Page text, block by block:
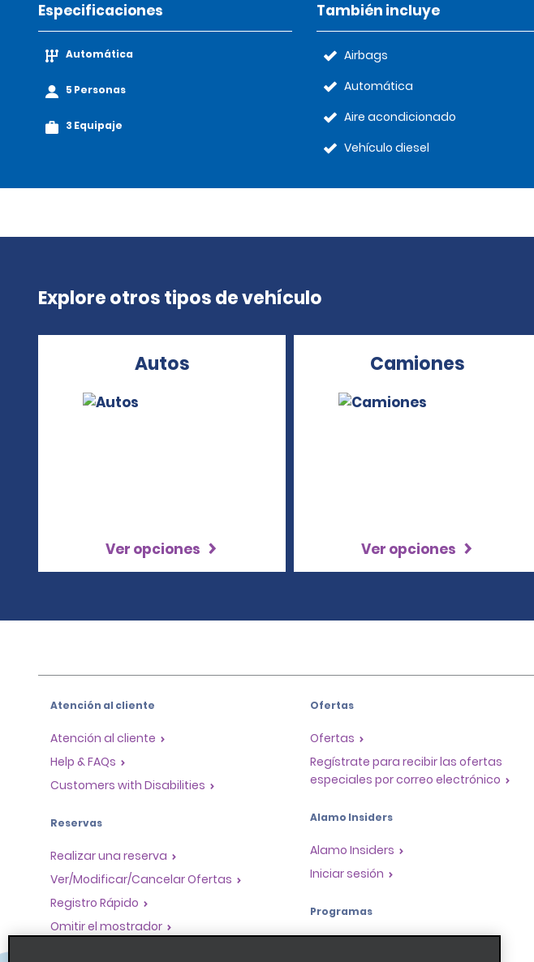
Especificaciones
Automática
5 Personas
3 Equipaje
También incluye
Airbags
Automática
Aire acondicionado
Vehículo diesel
Explore otros tipos de vehículo
Autos
Ver opciones
Camiones
Ver opciones
Atención al cliente
Atención al cliente
Help & FAQs
Customers with Disabilities
Reservas
Realizar una reserva
Ver/Modificar/Cancelar Ofertas
Registro Rápido
Omitir el mostrador
Ofertas
Ofertas
Regístrate para recibir las ofertas
especiales por correo electrónico
Alamo Insiders
Alamo Insiders
Iniciar sesión
Programas